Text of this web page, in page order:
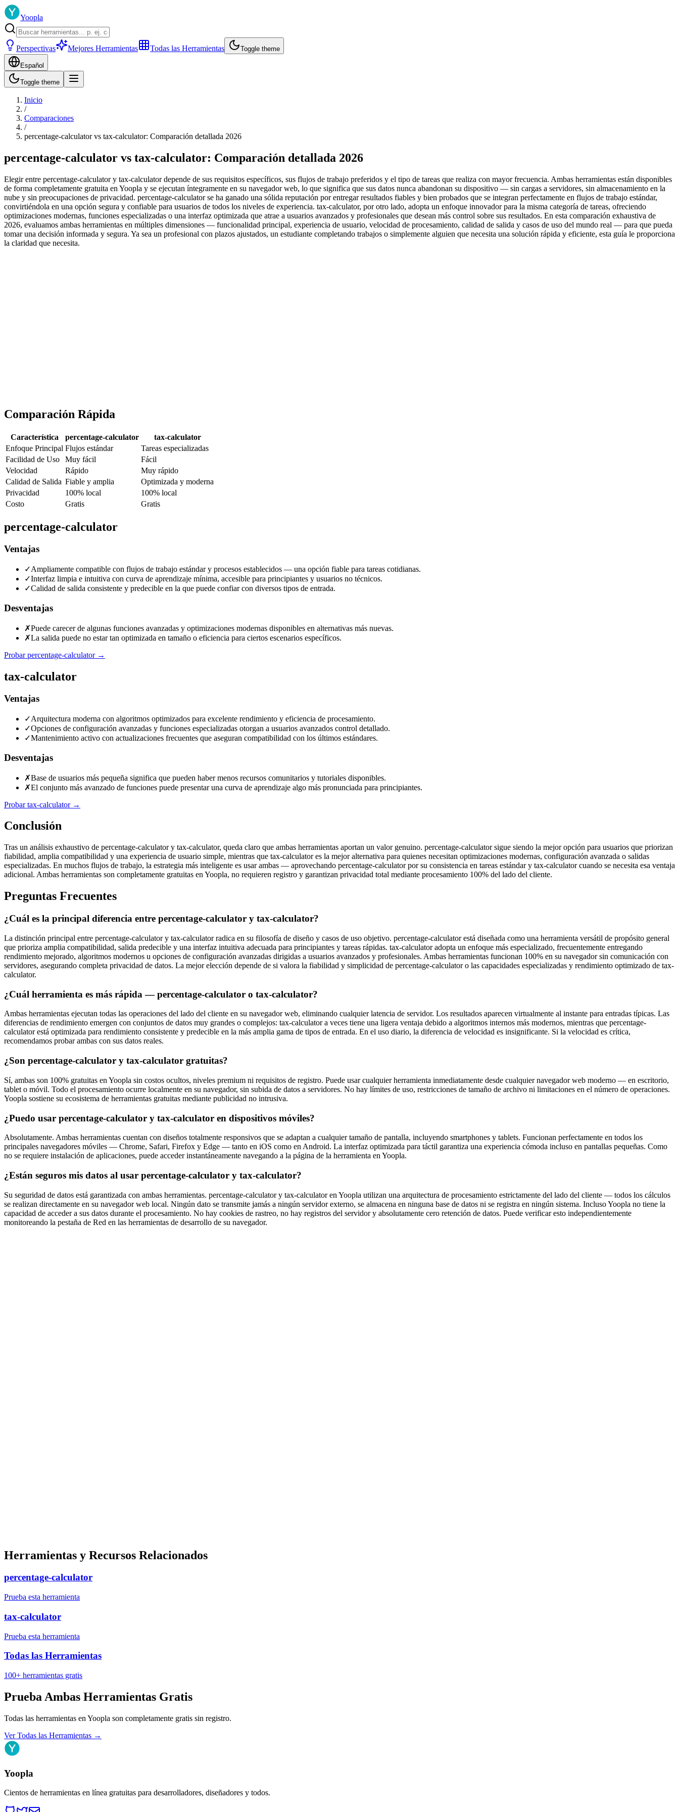
Yoopla
Perspectivas Mejores Herramientas Todas las Herramientas Toggle theme
Español
Toggle theme
Inicio
/
Comparaciones
/
percentage-calculator vs tax-calculator: Comparación detallada 2026
percentage-calculator vs tax-calculator: Comparación detallada 2026
Elegir entre percentage-calculator y tax-calculator depende de sus requisitos específicos, sus flujos de trabajo preferidos y el tipo de tareas que realiza con mayor frecuencia. Ambas herramientas están disponibles
de forma completamente gratuita en Yoopla y se ejecutan íntegramente en su navegador web, lo que significa que sus datos nunca abandonan su dispositivo — sin cargas a servidores, sin almacenamiento en la
nube y sin preocupaciones de privacidad. percentage-calculator se ha ganado una sólida reputación por entregar resultados fiables y bien probados que se integran perfectamente en flujos de trabajo estándar,
convirtiéndola en una opción segura y confiable para usuarios de todos los niveles de experiencia. tax-calculator, por otro lado, adopta un enfoque innovador para la misma categoría de tareas, ofreciendo
optimizaciones modernas, funciones especializadas o una interfaz optimizada que atrae a usuarios avanzados y profesionales que desean más control sobre sus resultados. En esta comparación exhaustiva de
2026, evaluamos ambas herramientas en múltiples dimensiones — funcionalidad principal, experiencia de usuario, velocidad de procesamiento, calidad de salida y casos de uso del mundo real — para que pueda
tomar una decisión informada y segura. Ya sea un profesional con plazos ajustados, un estudiante completando trabajos o simplemente alguien que necesita una solución rápida y eficiente, esta guía le proporciona
la claridad que necesita.
Comparación Rápida
Característica percentage-calculator
tax-calculator
Enfoque Principal Flujos estándar
Tareas especializadas
Facilidad de Uso
Muy fácil
Fácil
Velocidad
Rápido
Muy rápido
Calidad de Salida Fiable y amplia
Optimizada y moderna
Privacidad
100% local
100% local
Costo
Gratis Gratis
percentage-calculator
Ventajas
✓Ampliamente compatible con flujos de trabajo estándar y procesos establecidos — una opción fiable para tareas cotidianas.
✓Interfaz limpia e intuitiva con curva de aprendizaje mínima, accesible para principiantes y usuarios no técnicos.
✓Calidad de salida consistente y predecible en la que puede confiar con diversos tipos de entrada.
Desventajas
✗Puede carecer de algunas funciones avanzadas y optimizaciones modernas disponibles en alternativas más nuevas.
✗La salida puede no estar tan optimizada en tamaño o eficiencia para ciertos escenarios específicos.
Probar percentage-calculator→
tax-calculator
Ventajas
✓Arquitectura moderna con algoritmos optimizados para excelente rendimiento y eficiencia de procesamiento.
✓Opciones de configuración avanzadas y funciones especializadas otorgan a usuarios avanzados control detallado.
✓Mantenimiento activo con actualizaciones frecuentes que aseguran compatibilidad con los últimos estándares.
Desventajas
✗Base de usuarios más pequeña significa que pueden haber menos recursos comunitarios y tutoriales disponibles.
✗El conjunto más avanzado de funciones puede presentar una curva de aprendizaje algo más pronunciada para principiantes.
Probar tax-calculator→
Conclusión
Tras un análisis exhaustivo de percentage-calculator y tax-calculator, queda claro que ambas herramientas aportan un valor genuino. percentage-calculator sigue siendo la mejor opción para usuarios que priorizan
fiabilidad, amplia compatibilidad y una experiencia de usuario simple, mientras que tax-calculator es la mejor alternativa para quienes necesitan optimizaciones modernas, configuración avanzada o salidas
especializadas. En muchos flujos de trabajo, la estrategia más inteligente es usar ambas — aprovechando percentage-calculator por su consistencia en tareas estándar y tax-calculator cuando se necesita esa ventaja
adicional. Ambas herramientas son completamente gratuitas en Yoopla, no requieren registro y garantizan privacidad total mediante procesamiento 100% del lado del cliente.
Preguntas Frecuentes
¿Cuál es la principal diferencia entre percentage-calculator y tax-calculator?
La distinción principal entre percentage-calculator y tax-calculator radica en su filosofía de diseño y casos de uso objetivo. percentage-calculator está diseñada como una herramienta versátil de propósito general
que prioriza amplia compatibilidad, salida predecible y una interfaz intuitiva adecuada para principiantes y tareas rápidas. tax-calculator adopta un enfoque más especializado, frecuentemente entregando
rendimiento mejorado, algoritmos modernos u opciones de configuración avanzadas dirigidas a usuarios avanzados y profesionales. Ambas herramientas funcionan 100% en su navegador sin comunicación con
servidores, asegurando completa privacidad de datos. La mejor elección depende de si valora la fiabilidad y simplicidad de percentage-calculator o las capacidades especializadas y rendimiento optimizado de tax-
calculator.
¿Cuál herramienta es más rápida — percentage-calculator o tax-calculator?
Ambas herramientas ejecutan todas las operaciones del lado del cliente en su navegador web, eliminando cualquier latencia de servidor. Los resultados aparecen virtualmente al instante para entradas típicas. Las
diferencias de rendimiento emergen con conjuntos de datos muy grandes o complejos: tax-calculator a veces tiene una ligera ventaja debido a algoritmos internos más modernos, mientras que percentage-
calculator está optimizada para rendimiento consistente y predecible en la más amplia gama de tipos de entrada. En el uso diario, la diferencia de velocidad es insignificante. Si la velocidad es crítica,
recomendamos probar ambas con sus datos reales.
¿Son percentage-calculator y tax-calculator gratuitas?
Sí, ambas son 100% gratuitas en Yoopla sin costos ocultos, niveles premium ni requisitos de registro. Puede usar cualquier herramienta inmediatamente desde cualquier navegador web moderno — en escritorio,
tablet o móvil. Todo el procesamiento ocurre localmente en su navegador, sin subida de datos a servidores. No hay límites de uso, restricciones de tamaño de archivo ni limitaciones en el número de operaciones.
Yoopla sostiene su ecosistema de herramientas gratuitas mediante publicidad no intrusiva.
¿Puedo usar percentage-calculator y tax-calculator en dispositivos móviles?
Absolutamente. Ambas herramientas cuentan con diseños totalmente responsivos que se adaptan a cualquier tamaño de pantalla, incluyendo smartphones y tablets. Funcionan perfectamente en todos los
principales navegadores móviles — Chrome, Safari, Firefox y Edge — tanto en iOS como en Android. La interfaz optimizada para táctil garantiza una experiencia cómoda incluso en pantallas pequeñas. Como
no se requiere instalación de aplicaciones, puede acceder instantáneamente navegando a la página de la herramienta en Yoopla.
¿Están seguros mis datos al usar percentage-calculator y tax-calculator?
Su seguridad de datos está garantizada con ambas herramientas. percentage-calculator y tax-calculator en Yoopla utilizan una arquitectura de procesamiento estrictamente del lado del cliente — todos los cálculos
se realizan directamente en su navegador web local. Ningún dato se transmite jamás a ningún servidor externo, se almacena en ninguna base de datos ni se registra en ningún sistema. Incluso Yoopla no tiene la
capacidad de acceder a sus datos durante el procesamiento. No hay cookies de rastreo, no hay registros del servidor y absolutamente cero retención de datos. Puede verificar esto independientemente
monitoreando la pestaña de Red en las herramientas de desarrollo de su navegador.
Herramientas y Recursos Relacionados
percentage-calculator
Prueba esta herramienta
tax-calculator
Prueba esta herramienta
Todas las Herramientas
100+ herramientas gratis
Prueba Ambas Herramientas Gratis
Todas las herramientas en Yoopla son completamente gratis sin registro.
Ver Todas las Herramientas →
Yoopla
Cientos de herramientas en línea gratuitas para desarrolladores, diseñadores y todos.